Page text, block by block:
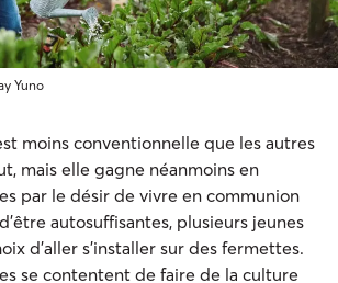
Yuno
moins conventionnelle que les autres
mais elle gagne néanmoins en
par le désir de vivre en communion
autosuffisantes, plusieurs jeunes
d’aller s’installer sur des fermettes.
se contentent de faire de la culture